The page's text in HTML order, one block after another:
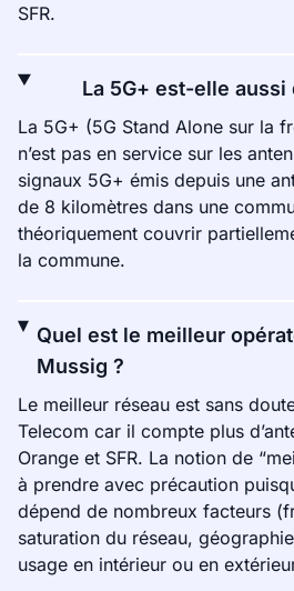
SFR.
La 5G+ est-elle aussi
La 5G+ (5G Stand Alone sur la
n’est pas en service sur les
signaux 5G+ émis depuis une
de 8 kilomètres dans une
théoriquement couvrir
la commune.
Quel est le meilleur
Mussig ?
Le meilleur réseau est sans
Telecom car il compte plus
Orange et SFR. La notion de
à prendre avec précaution
dépend de nombreux facteurs
saturation du réseau,
usage en intérieur ou en